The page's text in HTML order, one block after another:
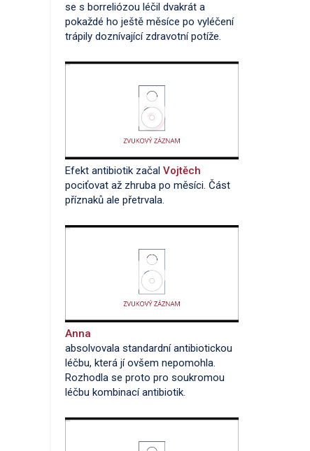
se s borreliózou léčil dvakrát a
pokaždé ho ještě měsíce po vyléčení
trápily doznívající zdravotní potíže.
Efekt antibiotik začal Vojtěch
pociťovat až zhruba po měsíci. Část
příznaků ale přetrvala.
Anna
absolvovala standardní antibiotickou
léčbu, která jí ovšem nepomohla.
Rozhodla se proto pro soukromou
léčbu kombinací antibiotik.